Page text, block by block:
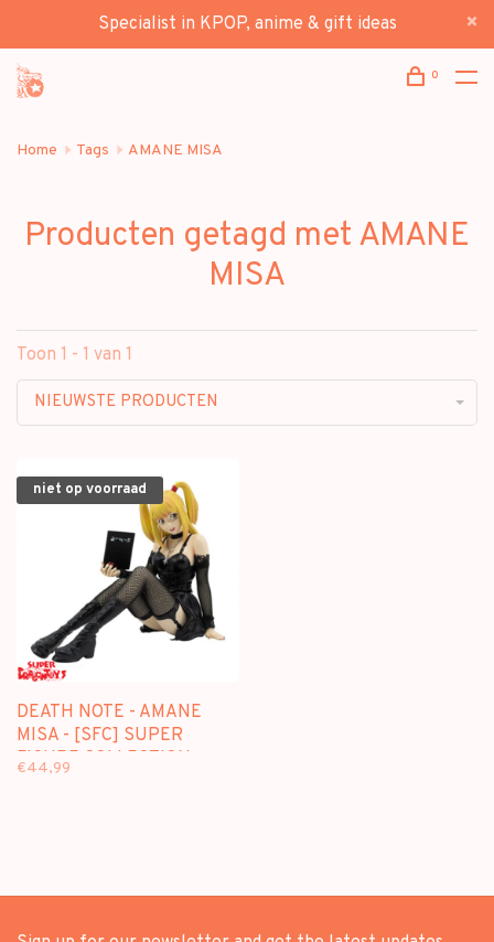
Specialist in KPOP, anime & gift ideas
0
Home Tags AMANE MISA
Producten getagd met AMANE
MISA
Toon 1 - 1 van 1
NIEUWSTE PRODUCTEN
niet op voorraad
DEATH NOTE - AMANE
MISA - [SFC] SUPER
FIGURE COLLECTION
€44,99